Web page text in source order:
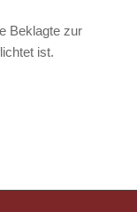
Beklagte zur
ist.